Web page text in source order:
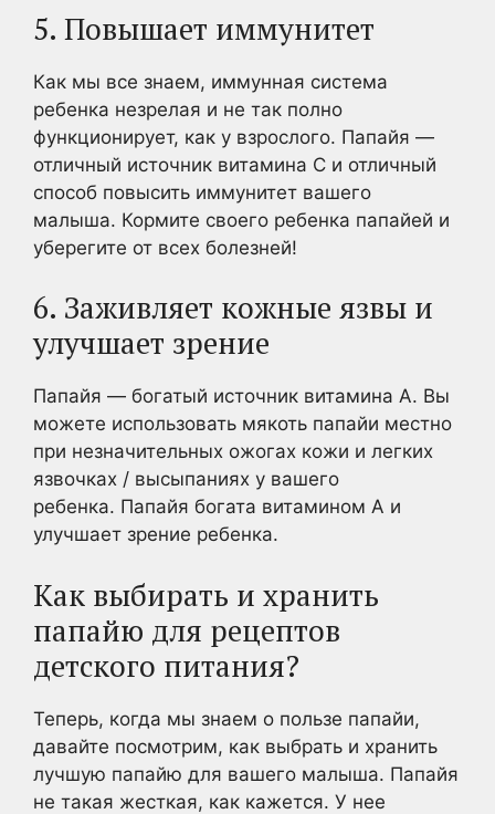
5. Повышает иммунитет
Как мы все знаем, иммунная система
ребенка незрелая и не так полно
функционирует, как у взрослого. Папайя —
отличный источник витамина С и отличный
способ повысить иммунитет вашего
малыша. Кормите своего ребенка папайей и
уберегите от всех болезней!
6. Заживляет кожные язвы и
улучшает зрение
Папайя — богатый источник витамина А. Вы
можете использовать мякоть папайи местно
при незначительных ожогах кожи и легких
язвочках / высыпаниях у вашего
ребенка. Папайя богата витамином А и
улучшает зрение ребенка.
Как выбирать и хранить
папайю для рецептов
детского питания?
Теперь, когда мы знаем о пользе папайи,
давайте посмотрим, как выбрать и хранить
лучшую папайю для вашего малыша. Папайя
не такая жесткая, как кажется. У нее